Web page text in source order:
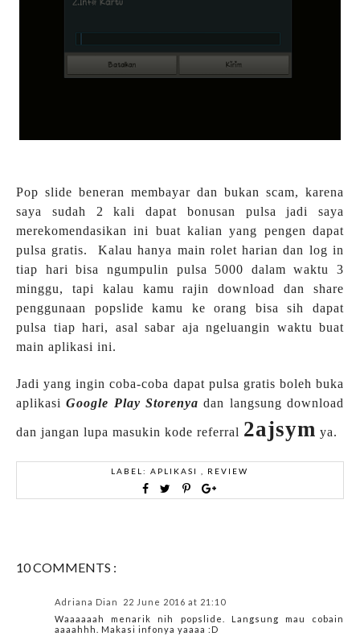
Pop slide beneran membayar dan bukan scam, karena
saya sudah 2 kali dapat bonusan pulsa jadi saya
merekomendasikan ini buat kalian yang pengen dapat
pulsa gratis. Kalau hanya main rolet harian dan log in
tiap hari bisa ngumpulin pulsa 5000 dalam waktu 3
minggu, tapi kalau kamu rajin download dan share
penggunaan popslide kamu ke orang bisa sih dapat
pulsa tiap hari, asal sabar aja ngeluangin waktu buat
main aplikasi ini.
Jadi yang ingin coba-coba dapat pulsa gratis boleh buka
aplikasiGoogle Play Storenya dan langsung download
dan jangan lupa masukin kode referral 2ajsym ya.
LABEL:APLIKASI REVIEW
10 COMMENTS :
Adriana Dian
22 June 2016 at 21:10
Waaaaaah menarik nih popslide. Langsung mau cobain
aaaahhh. Makasi infonya yaaaa :D